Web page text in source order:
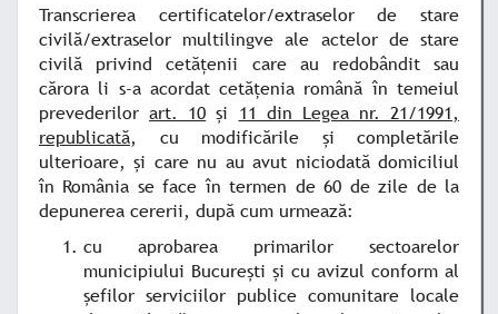
Transcrierea certificatelor/extraselor de stare
civilă/extraselor multilingve ale actelor de stare
civilă privind cetăţenii care au redobândit sau
cărora li s-a acordat cetăţenia română în temeiul
prevederilorart. 10 şi 11 din Legea nr. 21/1991,
republicată, cu modificările şi completările
ulterioare, şi care nu au avut niciodată domiciliul
în România se face în termen de 60 de zile de la
depunerea cererii, după cum urmează:
cu aprobarea primarilor sectoarelor
municipiului Bucureşti şi cu avizul conform al
şefilor serviciilor publice comunitare locale